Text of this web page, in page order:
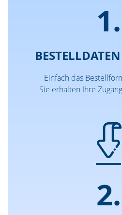
1.
Einfach das
Sie erhalten Ihre
2.